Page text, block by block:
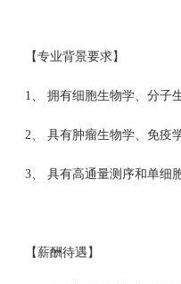
【专业背景要求】
1、 拥有细胞生物学、分子
2、 具有肿瘤生物学、免疫
3、 具有高通量测序和单细
【薪酬待遇】